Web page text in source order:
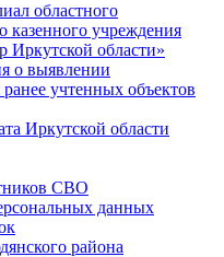
областного
казенного учреждения
Иркутской области»
о выявлении
ранее учтенных объектов
Иркутской области
СВО
данных
района